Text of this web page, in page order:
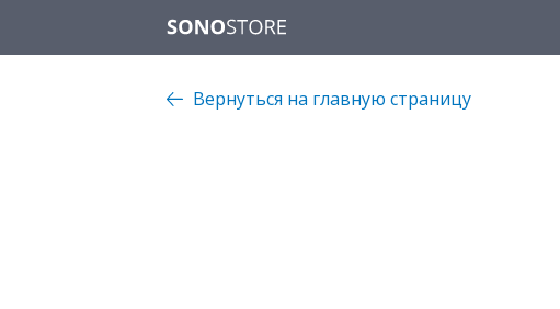
Вернуться на главную страницу